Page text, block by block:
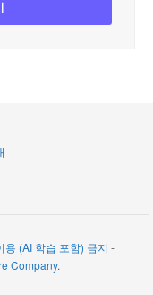
(AI 학습 포함) 금지 -
Company.